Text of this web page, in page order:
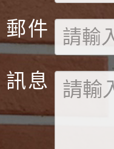
郵件
訊息